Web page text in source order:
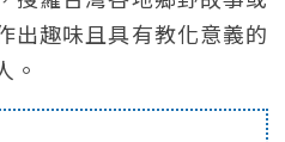
出趣味且具有教化意義的
。